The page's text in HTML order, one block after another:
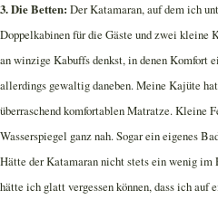
3. Die Betten: Der Katamaran, auf dem ich
Doppelkabinen für die Gäste und zwei kleine
an winzige Kabuffs denkst, in denen Komfort
allerdings gewaltig daneben. Meine Kajüte
überraschend komfortablen Matratze. Kleine
Wasserspiegel ganz nah. Sogar ein eigenes
Hätte der Katamaran nicht stets ein wenig im
hätte ich glatt vergessen können, dass ich auf